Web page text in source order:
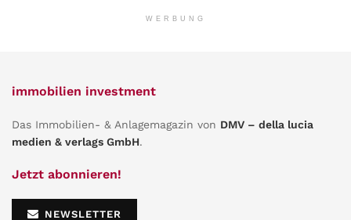
WERBUNG
immobilien investment
Das Immobilien- & Anlagemagazin von DMV – della lucia
medien & verlags GmbH.
Jetzt abonnieren!
NEWSLETTER